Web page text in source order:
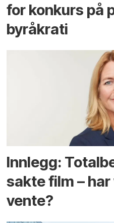
for konkurs på
byråkrati
Innlegg:
sakte film – har
vente?